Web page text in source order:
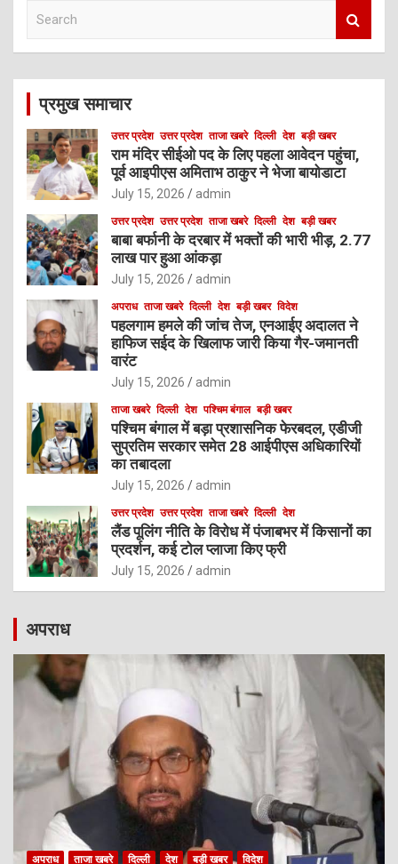
c
प्रमुख समाचार
उत्तर प्रदेश उत्तर प्रदेश ताजा खबरे दिल्ली देश बड़ी खबर
राम मंदिर सीईओ पद के लिए पहला आवेदन पहुंचा,
पूर्व आइपीएस अमिताभ ठाकुर ने भेजा बायोडाटा
July 15, 2026 admin
उत्तर प्रदेश उत्तर प्रदेश ताजा खबरे दिल्ली देश बड़ी खबर
बाबा बर्फानी के दरबार में भक्तों की भारी भीड़, 2.77
लाख पार हुआ आंकड़ा
July 15, 2026 admin
अपराध ताजा खबरे दिल्ली देश बड़ी खबर विदेश
पहलगाम हमले की जांच तेज, एनआईए अदालत ने
हाफिज सईद के खिलाफ जारी किया गैर-जमानती
वारंट
July 15, 2026 admin
ताजा खबरे दिल्ली देश पश्चिम बंगाल बड़ी खबर
पश्चिम बंगाल में बड़ा प्रशासनिक फेरबदल, एडीजी
सुप्रतिम सरकार समेत 28 आईपीएस अधिकारियों
का तबादला
July 15, 2026 admin
उत्तर प्रदेश उत्तर प्रदेश ताजा खबरे दिल्ली देश
लैंड पूलिंग नीति के विरोध में पंजाबभर में किसानों का
प्रदर्शन, कई टोल प्लाजा किए फ्री
July 15, 2026 admin
अपराध
अपराध ताजा खबरे दिल्ली देश बड़ी खबर विदेश